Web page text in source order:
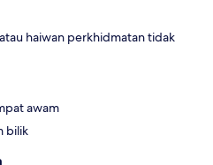
haiwan perkhidmatan tidak
awam
bilik